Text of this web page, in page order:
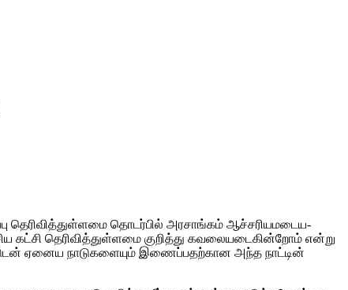
தெரிவித்துள்ளமை தொடர்பில் அர­சாங்கம் ஆச்­ச­ரி­ய­ம­டை­ய­
கட்சி தெரி­வித்­துள்­ளமை குறித்து கவ­லை­ய­டை­கின்றோம் என்று
ஏனைய நாடு­க­ளையும் இணைப்­ப­தற்­கான அந்த நாட்டின்